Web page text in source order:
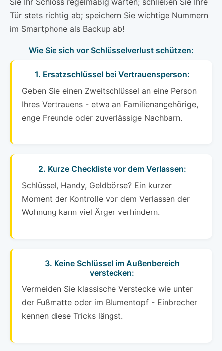
Sie Ihr Schloss regelmäßig warten; schließen Sie Ihre
Tür stets richtig ab; speichern Sie wichtige Nummern
im Smartphone als Backup ab!
Wie Sie sich vor Schlüsselverlust schützen:
1. Ersatzschlüssel bei Vertrauensperson:
Geben Sie einen Zweitschlüssel an eine Person
Ihres Vertrauens - etwa an Familienangehörige,
enge Freunde oder zuverlässige Nachbarn.
2. Kurze Checkliste vor dem Verlassen:
Schlüssel, Handy, Geldbörse? Ein kurzer
Moment der Kontrolle vor dem Verlassen der
Wohnung kann viel Ärger verhindern.
3. Keine Schlüssel im Außenbereich
verstecken:
Vermeiden Sie klassische Verstecke wie unter
der Fußmatte oder im Blumentopf - Einbrecher
kennen diese Tricks längst.